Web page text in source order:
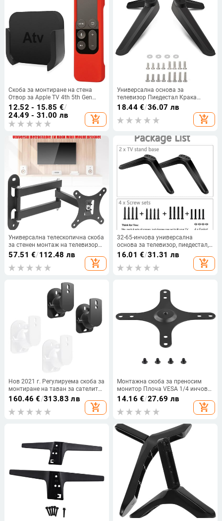
Скоба за монтиране на стена
Отвор за Apple TV 4th 5th Gen
Media Player Стойка Cradle Holder
+ Controller Силиконов защитен
калъф Skin
12.52 - 15.85 €/
24.49 - 31.00 лв
add_shopping_cart
Универсална основа за
телевизор Пиедестал Крака
Монтаж на стойка за телевизор
Настолна скоба Аксесоари
Поставка за телевизор Стойка с
18.44€/36.07 лв
add_shopping_cart
Универсална телескопична скоба
за стенен монтаж на телевизор
Носеща 30 кг за монитор 17 до
32 инча Държач с регулируем
ъгъл Разширителна стойка
57.51 €/112.48 лв
add_shopping_cart
32-65-инчова универсална
основа за телевизор, пиедестал,
крака, стойка за телевизор,
стойка за маса, скоба за
настолен плот, аксесоари с
16.01 €/31.31 лв
add_shopping_cart
Нов 2021 г. Регулируема скоба за
монтиране на таван за сателитен
високоговорител Универсална
скоба за монтиране на стена
160.46 €/313.83 лв
add_shopping_cart
Монтажна скоба за преносим
монитор Плоча VESA 1/4 инчов
отвор за винт до 100X100mm
75X75mm, Комплект винтове M4
Държач за стенен монтаж
14.16 €/27.69 лв
add_shopping_cart